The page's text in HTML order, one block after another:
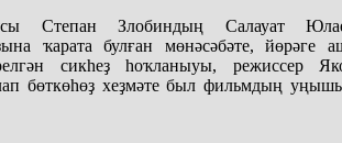
Степан Злобиндың Салауат
ҡарата булған мөнәсәбәте, йөрәге
сикһеҙ һоҡланыуы, режиссер
бөткөһөҙ хеҙмәте был фильмдың